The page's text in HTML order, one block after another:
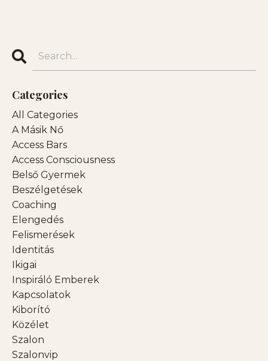
Categories
All Categories
A Másik Nő
Access Bars
Access Consciousness
Belső Gyermek
Beszélgetések
Coaching
Elengedés
Felismerések
Identitás
Ikigai
Inspiráló Emberek
Kapcsolatok
Kiborító
Közélet
Szalon
Szalonvip